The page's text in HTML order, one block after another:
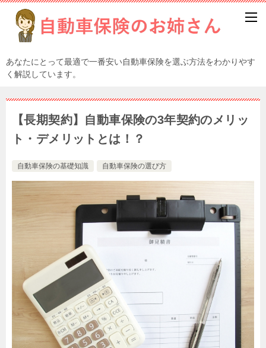
あなたにとって最適で一番安い自動車保険を選ぶ方法をわかりやす
く解説しています。
【長期契約】自動車保険の3年契約のメリッ
ト・デメリットとは！？
自動車保険の基礎知識 自動車保険の選び方